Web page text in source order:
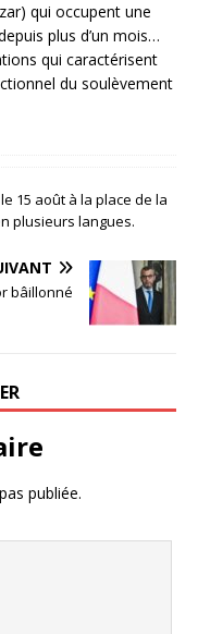
qui occupent une
plus d’un mois…
qui caractérisent
du soulèvement
15 août à la place de la
plusieurs langues.
bâillonné
publiée.